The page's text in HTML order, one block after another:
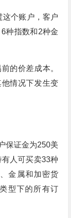
这个账户，客户
种指数和2种金
的价差成本。
情况下发生变
保证金为250美
人可买卖33种
金属和加密货
型下的所有订